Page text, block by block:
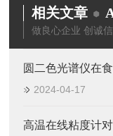
相关文章
做良心企业 创诚
圆二色光谱仪在
2024-04-17
高温在线粘度计